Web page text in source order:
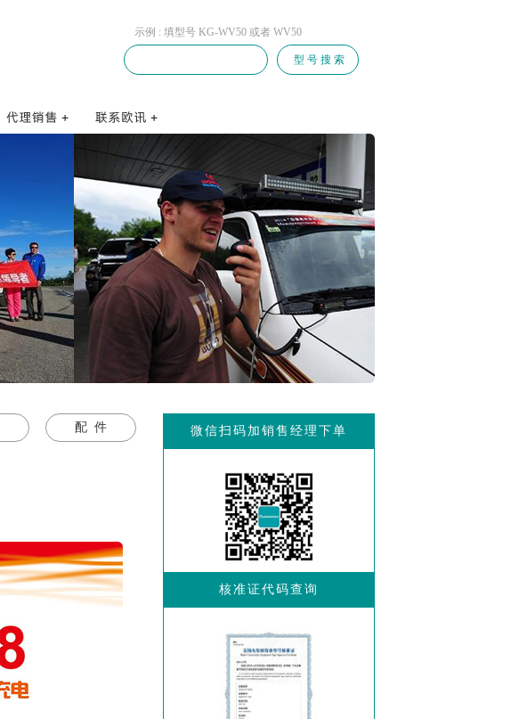
招聘信息
人才自荐
供应商自荐
示例 : 填型号 KG-WV50 或者 WV50
型 号 搜 索
配 件 微信扫码加销售经理下单
核准证代码查询